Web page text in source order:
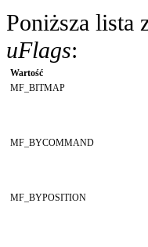
Poniższa lista
uFlags:
Wartość
MF_BITMAP
MF_BYCOMMAND
MF_BYPOSITION